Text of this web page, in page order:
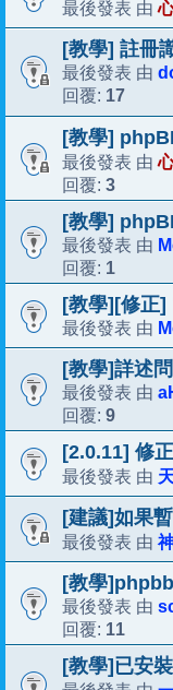
最後發表 由
[教學] 註冊
最後發表 由
回覆: 17
[教學]
最後發表 由
回覆: 3
[教學]
最後發表 由
回覆: 1
[教學][修正]
最後發表 由
[教學]詳述
最後發表 由
回覆: 9
[2.0.11] 修
最後發表 由
[建議]如果
最後發表 由
[教學
最後發表 由
回覆: 11
[教學]已安